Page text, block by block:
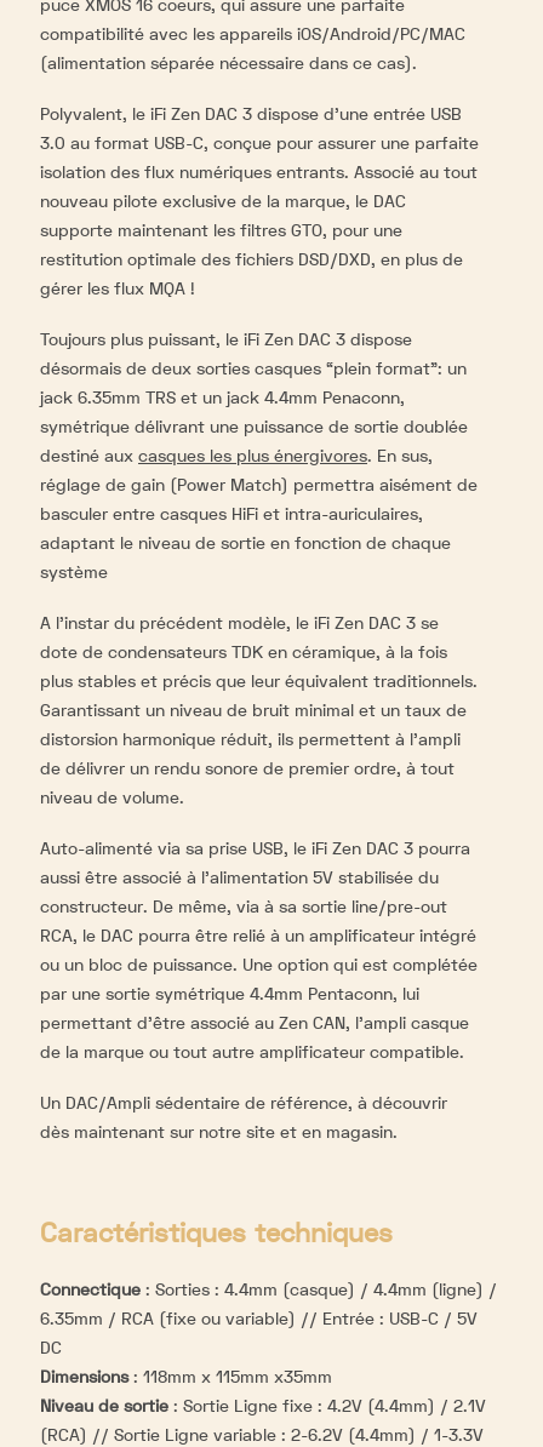
puce XMOS 16 coeurs, qui assure une parfaite
compatibilité avec les appareils iOS/Android/PC/MAC
(alimentation séparée nécessaire dans ce cas).
Polyvalent, le iFi Zen DAC 3 dispose d’une entrée USB
3.0 au format USB-C, conçue pour assurer une parfaite
isolation des flux numériques entrants. Associé au tout
nouveau pilote exclusive de la marque, le DAC
supporte maintenant les filtres GTO, pour une
restitution optimale des fichiers DSD/DXD, en plus de
gérer les flux MQA !
Toujours plus puissant, le iFi Zen DAC 3 dispose
désormais de deux sorties casques “plein format”: un
jack 6.35mm TRS et un jack 4.4mm Penaconn,
symétrique délivrant une puissance de sortie doublée
destiné aux casques les plus énergivores. En sus,
réglage de gain (Power Match) permettra aisément de
basculer entre casques HiFi et intra-auriculaires,
adaptant le niveau de sortie en fonction de chaque
système
A l’instar du précédent modèle, le iFi Zen DAC 3 se
dote de condensateurs TDK en céramique, à la fois
plus stables et précis que leur équivalent traditionnels.
Garantissant un niveau de bruit minimal et un taux de
distorsion harmonique réduit, ils permettent à l’ampli
de délivrer un rendu sonore de premier ordre, à tout
niveau de volume.
Auto-alimenté via sa prise USB, le iFi Zen DAC 3 pourra
aussi être associé à l’alimentation 5V stabilisée du
constructeur. De même, via à sa sortie line/pre-out
RCA, le DAC pourra être relié à un amplificateur intégré
ou un bloc de puissance. Une option qui est complétée
par une sortie symétrique 4.4mm Pentaconn, lui
permettant d’être associé au Zen CAN, l’ampli casque
de la marque ou tout autre amplificateur compatible.
Un DAC/Ampli sédentaire de référence, à découvrir
dès maintenant sur notre site et en magasin.
Caractéristiques techniques
Connectique : Sorties : 4.4mm (casque) / 4.4mm (ligne) /
6.35mm / RCA (fixe ou variable) // Entrée : USB-C / 5V
DC
Dimensions: 118mm x 115mm x35mm
Niveau de sortie : Sortie Ligne fixe : 4.2V (4.4mm) / 2.1V
(RCA) // Sortie Ligne variable : 2-6.2V (4.4mm) / 1-3.3V